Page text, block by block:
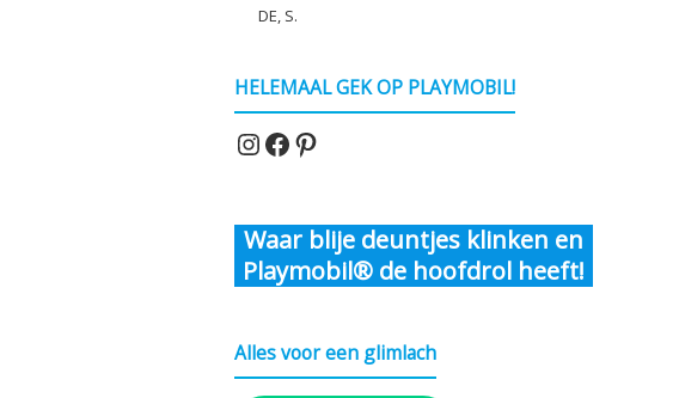
DE, S.
HELEMAAL GEK OP PLAYMOBIL!
Instagram
Facebook
Pinterest
Waar blije deuntjes klinken en
Playmobil® de hoofdrol heeft!
Alles voor een glimlach